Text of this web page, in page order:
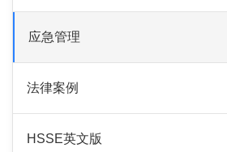
应急管理
法律案例
HSSE英文版